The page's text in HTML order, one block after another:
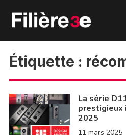
Étiquette :
La série
prestigieux
2025
11 mars 2025